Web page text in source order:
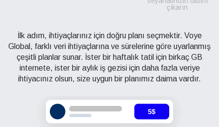
çıkarın
İlk adım, ihtiyaçlarınız için doğru planı seçmektir. Voye
Global, farklı veri ihtiyaçlarına ve sürelerine göre uyarlanmış
çeşitli planlar sunar. İster bir haftalık tatil için birkaç GB
internete, ister bir aylık iş gezisi için daha fazla veriye
ihtiyacınız olsun, size uygun bir planımız daima vardır.